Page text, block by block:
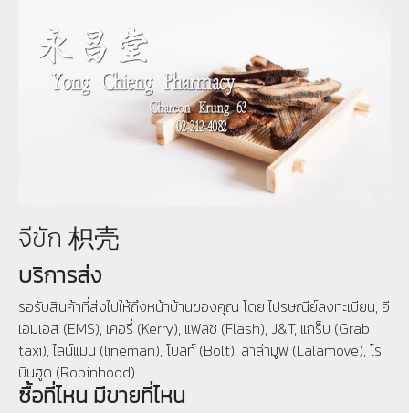
จีขัก 枳壳
บริการส่ง
รอรับสินค้าที่ส่งไปให้ถึงหน้าบ้านของคุณ โดย ไปรษณีย์ลงทะเบียน, อี
เอมเอส (EMS), เคอรี่ (Kerry), แฟลช (Flash), J&T, แกร็บ (Grab
taxi), ไลน์แมน (lineman), โบลท์ (Bolt), ลาล่ามูฟ (Lalamove), โร
บินฮูด (Robinhood).
ซื้อที่ไหน มีขายที่ไหน